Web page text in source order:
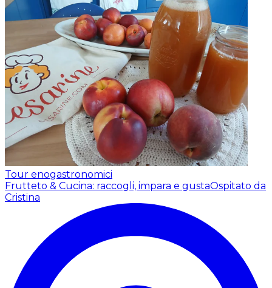
Tour enogastronomici
Frutteto & Cucina: raccogli, impara e gustaOspitato da
Cristina